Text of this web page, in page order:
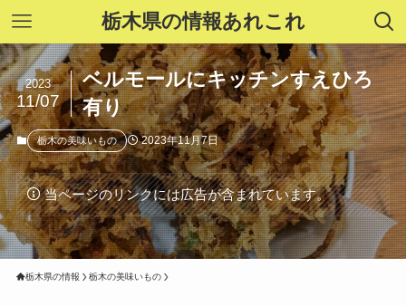
栃木県の情報あれこれ
ベルモールにキッチンすえひろ
有り
2023
11/07
栃木の美味いもの 2023年11月7日
当ページのリンクには広告が含まれています。
栃木県の情報 栃木の美味いもの